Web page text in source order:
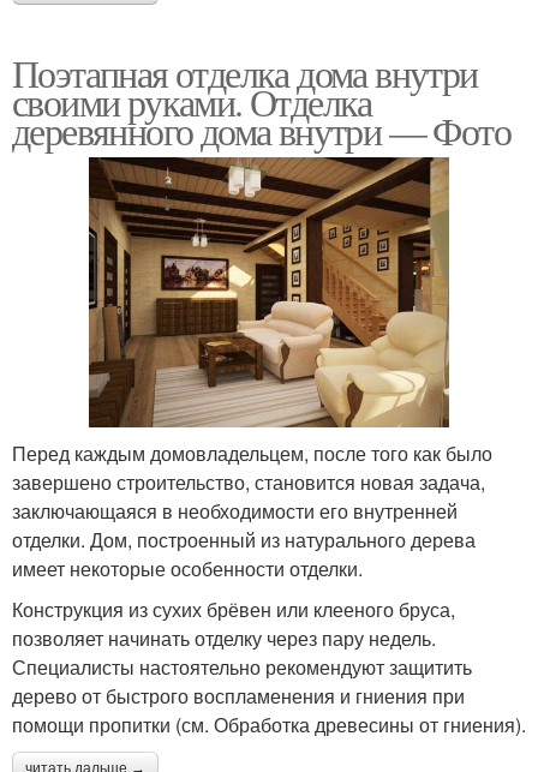
Поэтапная отделка дома внутри
своими руками. Отделка
деревянного дома внутри — Фото
Перед каждым домовладельцем, после того как было
завершено строительство, становится новая задача,
заключающаяся в необходимости его внутренней
отделки. Дом, построенный из натурального дерева
имеет некоторые особенности отделки.
Конструкция из сухих брёвен или клееного бруса,
позволяет начинать отделку через пару недель.
Специалисты настоятельно рекомендуют защитить
дерево от быстрого воспламенения и гниения при
помощи пропитки (см. Обработка древесины от гниения).
читать дальше →